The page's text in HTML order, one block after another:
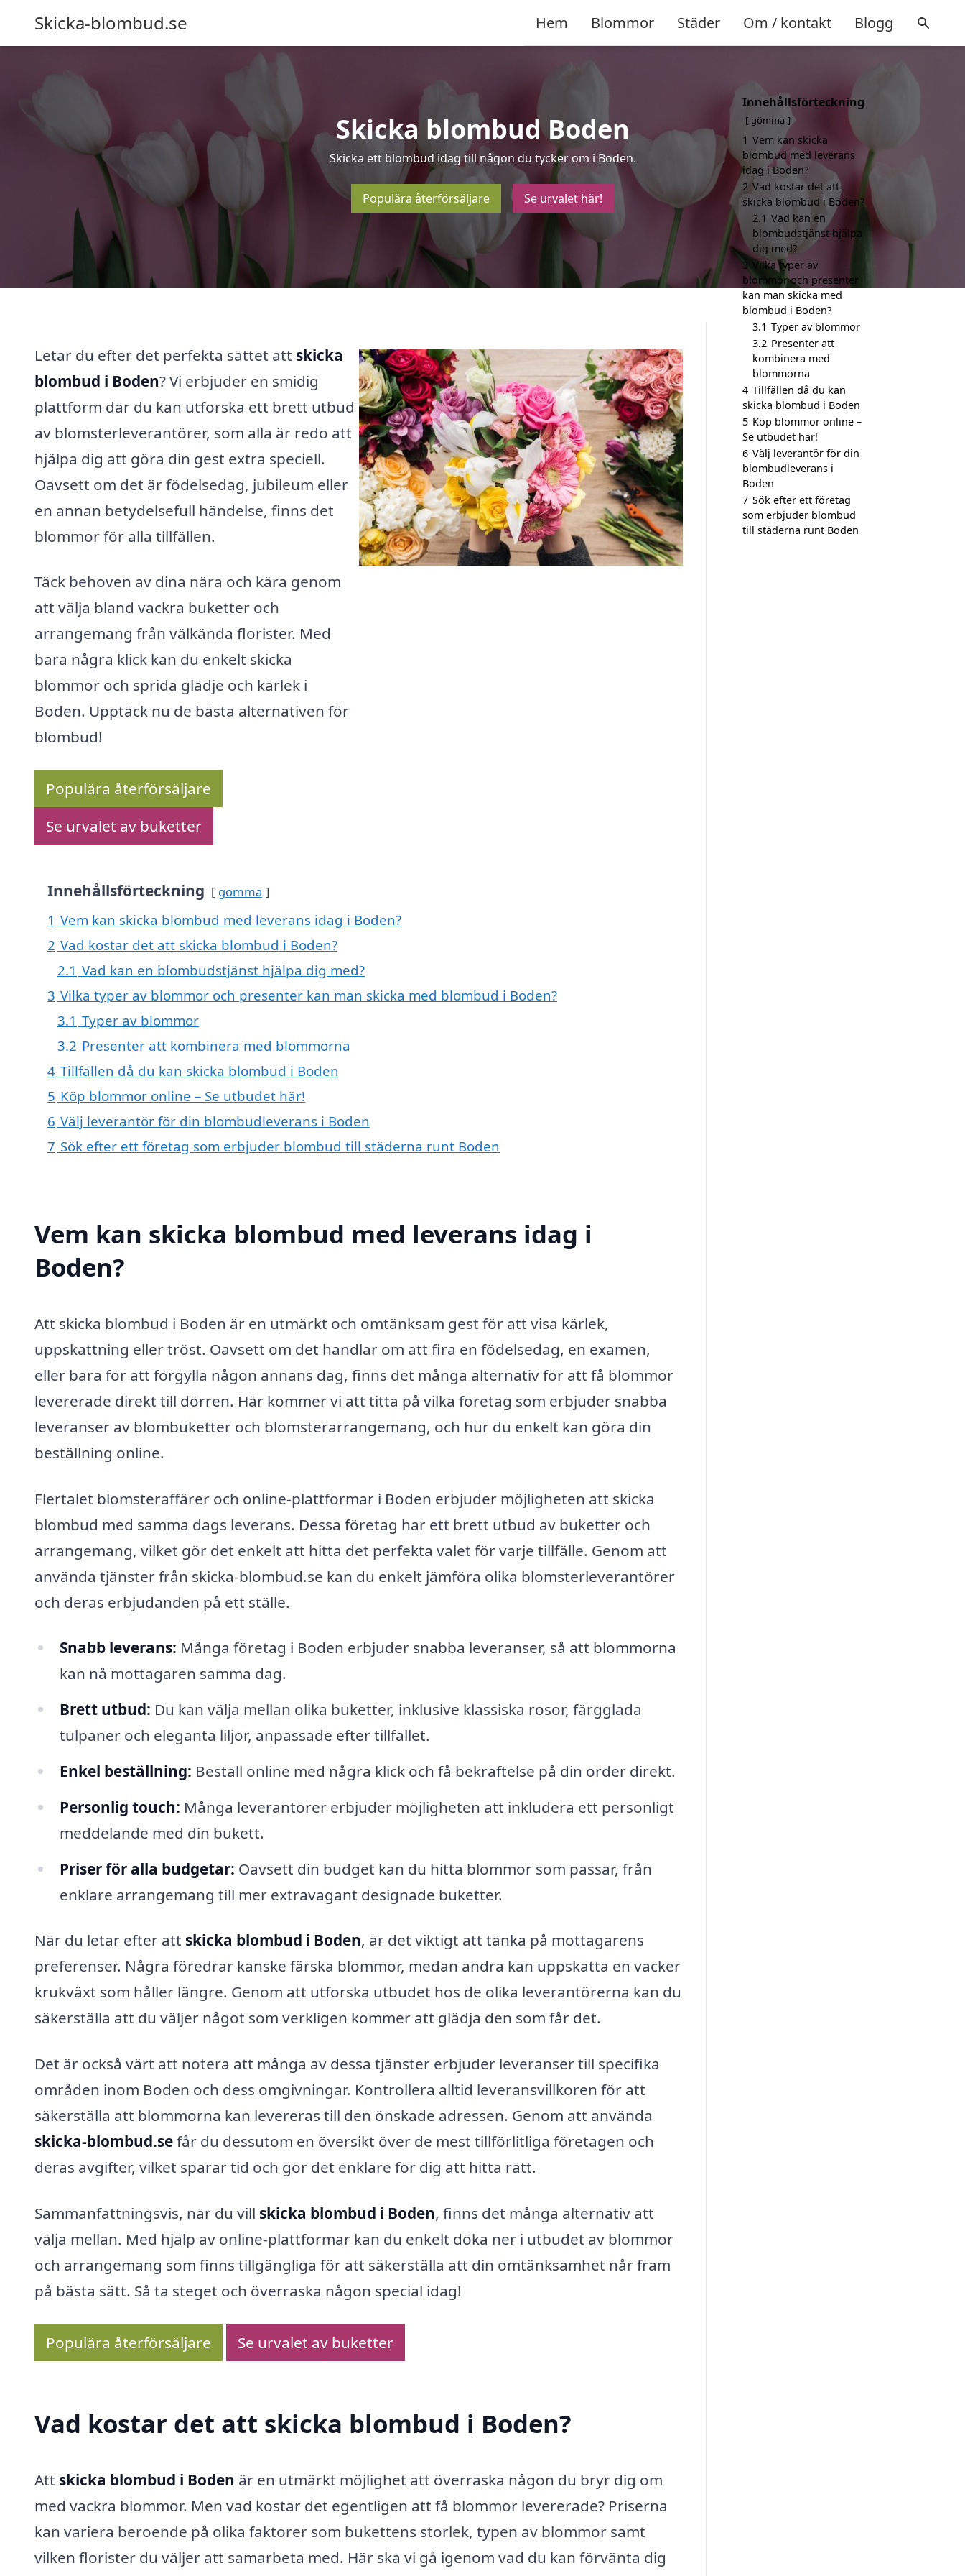
Skicka-blombud.se Hem Blommor Städer Om / kontakt Blogg
Skicka blombud Boden
Skicka ett blombud idag till någon du tycker om i Boden.
Populära återförsäljare Se urvalet här!
Letar du efter det perfekta sättet att skicka
blombud i Boden? Vi erbjuder en smidig
plattform där du kan utforska ett brett utbud
av blomsterleverantörer, som alla är redo att
hjälpa dig att göra din gest extra speciell.
Oavsett om det är födelsedag, jubileum eller
en annan betydelsefull händelse, finns det
blommor för alla tillfällen.
Täck behoven av dina nära och kära genom
att välja bland vackra buketter och
arrangemang från välkända florister. Med
bara några klick kan du enkelt skicka
blommor och sprida glädje och kärlek i
Boden. Upptäck nu de bästa alternativen för
blombud!
Populära återförsäljare
Se urvalet av buketter
Innehållsförteckning gömma
1 Vem kan skicka blombud med leverans idag i Boden?
2 Vad kostar det att skicka blombud i Boden?
2.1 Vad kan en blombudstjänst hjälpa dig med?
3 Vilka typer av blommor och presenter kan man skicka med blombud i Boden?
3.1 Typer av blommor
3.2 Presenter att kombinera med blommorna
4 Tillfällen då du kan skicka blombud i Boden
5 Köp blommor online – Se utbudet här!
6 Välj leverantör för din blombudleverans i Boden
7 Sök efter ett företag som erbjuder blombud till städerna runt Boden
Vem kan skicka blombud med leverans idag i
Boden?
Att skicka blombud i Boden är en utmärkt och omtänksam gest för att visa kärlek,
uppskattning eller tröst. Oavsett om det handlar om att fira en födelsedag, en examen,
eller bara för att förgylla någon annans dag, finns det många alternativ för att få blommor
levererade direkt till dörren. Här kommer vi att titta på vilka företag som erbjuder snabba
leveranser av blombuketter och blomsterarrangemang, och hur du enkelt kan göra din
beställning online.
Flertalet blomsteraffärer och online-plattformar i Boden erbjuder möjligheten att skicka
blombud med samma dags leverans. Dessa företag har ett brett utbud av buketter och
arrangemang, vilket gör det enkelt att hitta det perfekta valet för varje tillfälle. Genom att
använda tjänster från skicka-blombud.se kan du enkelt jämföra olika blomsterleverantörer
och deras erbjudanden på ett ställe.
Snabb leverans: Många företag i Boden erbjuder snabba leveranser, så att blommorna
kan nå mottagaren samma dag.
Brett utbud: Du kan välja mellan olika buketter, inklusive klassiska rosor, färgglada
tulpaner och eleganta liljor, anpassade efter tillfället.
Enkel beställning: Beställ online med några klick och få bekräftelse på din order direkt.
Personlig touch: Många leverantörer erbjuder möjligheten att inkludera ett personligt
meddelande med din bukett.
Priser för alla budgetar: Oavsett din budget kan du hitta blommor som passar, från
enklare arrangemang till mer extravagant designade buketter.
När du letar efter att skicka blombud i Boden, är det viktigt att tänka på mottagarens
preferenser. Några föredrar kanske färska blommor, medan andra kan uppskatta en vacker
krukväxt som håller längre. Genom att utforska utbudet hos de olika leverantörerna kan du
säkerställa att du väljer något som verkligen kommer att glädja den som får det.
Det är också värt att notera att många av dessa tjänster erbjuder leveranser till specifika
områden inom Boden och dess omgivningar. Kontrollera alltid leveransvillkoren för att
säkerställa att blommorna kan levereras till den önskade adressen. Genom att använda
skicka-blombud.sefår du dessutom en översikt över de mest tillförlitliga företagen och
deras avgifter, vilket sparar tid och gör det enklare för dig att hitta rätt.
Sammanfattningsvis, när du vill skicka blombud i Boden, finns det många alternativ att
välja mellan. Med hjälp av online-plattformar kan du enkelt döka ner i utbudet av blommor
och arrangemang som finns tillgängliga för att säkerställa att din omtänksamhet når fram
på bästa sätt. Så ta steget och överraska någon special idag!
Populära återförsäljare Se urvalet av buketter
Vad kostar det att skicka blombud i Boden?
Att skicka blombud i Boden är en utmärkt möjlighet att överraska någon du bryr dig om
med vackra blommor. Men vad kostar det egentligen att få blommor levererade? Priserna
kan variera beroende på olika faktorer som bukettens storlek, typen av blommor samt
vilken florister du väljer att samarbeta med. Här ska vi gå igenom vad du kan förvänta dig
Innehållsförteckning
gömma
1 Vem kan skicka
blombud med leverans
idag i Boden?
2 Vad kostar det att
skicka blombud i Boden?
2.1 Vad kan en
blombudstjänst hjälpa
dig med?
3 Vilka typer av
blommor och presenter
kan man skicka med
blombud i Boden?
3.1 Typer av blommor
3.2 Presenter att
kombinera med
blommorna
4 Tillfällen då du kan
skicka blombud i Boden
5 Köp blommor online –
Se utbudet här!
6 Välj leverantör för din
blombudleverans i
Boden
7 Sök efter ett företag
som erbjuder blombud
till städerna runt Boden